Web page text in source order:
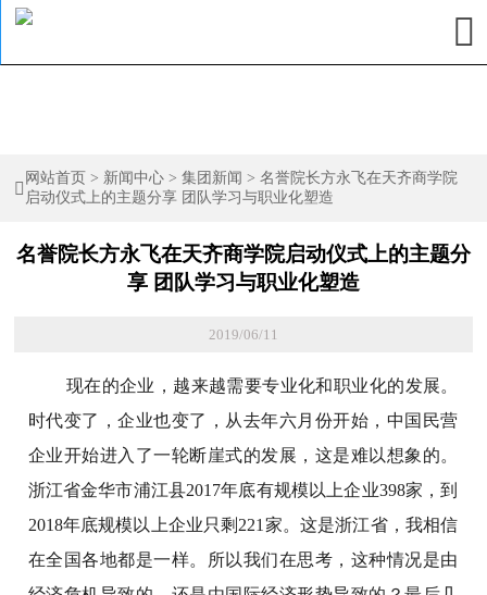


网站首页 > 新闻中心 > 集团新闻 > 名誉院长方永飞在天齐商学院
启动仪式上的主题分享 团队学习与职业化塑造
名誉院长方永飞在天齐商学院启动仪式上的主题分
享 团队学习与职业化塑造
2019/06/11
现在的企业，越来越需要专业化和职业化的发展。
时代变了，企业也变了，从去年六月份开始，中国民营
企业开始进入了一轮断崖式的发展，这是难以想象的。
浙江省金华市浦江县2017年底有规模以上企业398家，到
2018年底规模以上企业只剩221家。这是浙江省，我相信
在全国各地都是一样。所以我们在思考，这种情况是由